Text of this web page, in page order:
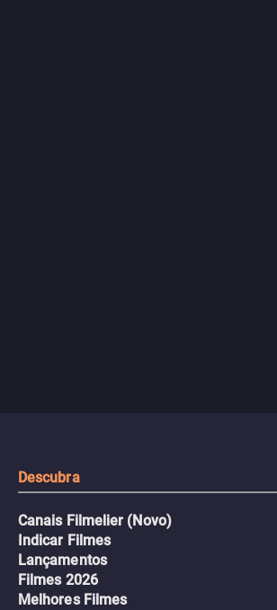
Descubra
Canais Filmelier (Novo)
Indicar Filmes
Lançamentos
Filmes 2026
Melhores Filmes